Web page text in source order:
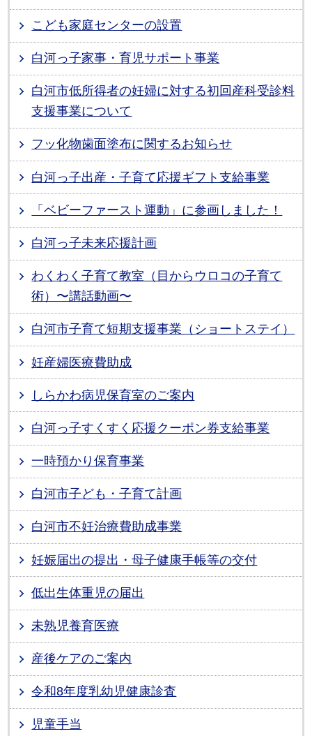
こども家庭センターの設置
白河っ子家事・育児サポート事業
白河市低所得者の妊婦に対する初回産科受診料
支援事業について
フッ化物歯面塗布に関するお知らせ
白河っ子出産・子育て応援ギフト支給事業
「ベビーファースト運動」に参画しました！
白河っ子未来応援計画
わくわく子育て教室（目からウロコの子育て
術）〜講話動画〜
白河市子育て短期支援事業（ショートステイ）
妊産婦医療費助成
しらかわ病児保育室のご案内
白河っ子すくすく応援クーポン券支給事業
一時預かり保育事業
白河市子ども・子育て計画
白河市不妊治療費助成事業
妊娠届出の提出・母子健康手帳等の交付
低出生体重児の届出
未熟児養育医療
産後ケアのご案内
令和8年度乳幼児健康診査
児童手当